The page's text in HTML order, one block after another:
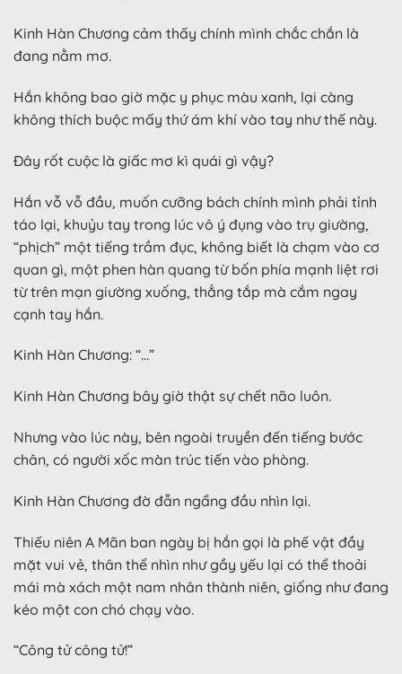
Kinh Hàn Chương cảm thấy chính mình chắc chắn là
đang nằm mơ.
Hắn không bao giờ mặc y phục màu xanh, lại càng
không thích buộc mấy thứ ám khí vào tay như thế này.
Đây rốt cuộc là giấc mơ kì quái gì vậy?
Hắn vỗ vỗ đầu, muốn cưỡng bách chính mình phải tỉnh
táo lại, khuỷu tay trong lúc vô ý đụng vào trụ giường,
“phịch” một tiếng trầm đục, không biết là chạm vào cơ
quan gì, một phen hàn quang từ bốn phía mạnh liệt rơi
từ trên mạn giường xuống, thẳng tắp mà cắm ngay
cạnh tay hắn.
Kinh Hàn Chương: “…”
Kinh Hàn Chương bây giờ thật sự chết não luôn.
Nhưng vào lúc này, bên ngoài truyền đến tiếng bước
chân, có người xốc màn trúc tiến vào phòng.
Kinh Hàn Chương đờ đẫn ngẩng đầu nhìn lại.
Thiếu niên A Mãn ban ngày bị hắn gọi là phế vật đầy
mặt vui vẻ, thân thể nhìn như gầy yếu lại có thể thoải
mái mà xách một nam nhân thành niên, giống như đang
kéo một con chó chạy vào.
“Công tử công tử!”